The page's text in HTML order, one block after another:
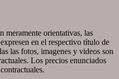
meramente orientativas, las
en el respectivo título de
las fotos, imagenes y videos son
Los precios enunciados